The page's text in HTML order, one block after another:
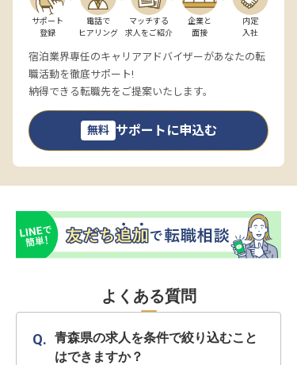
サポート
登録
電話で
ヒアリング
マッチする
求人をご紹介
企業と
面接
内定
入社
宿泊業界専任のキャリアアドバイザーがあなたの転
職活動を徹底サポート!
納得できる転職先をご提案いたします。
無料 サポートに申込む
よくある質問
青森県の求人を条件で絞り込むこと
はできますか？